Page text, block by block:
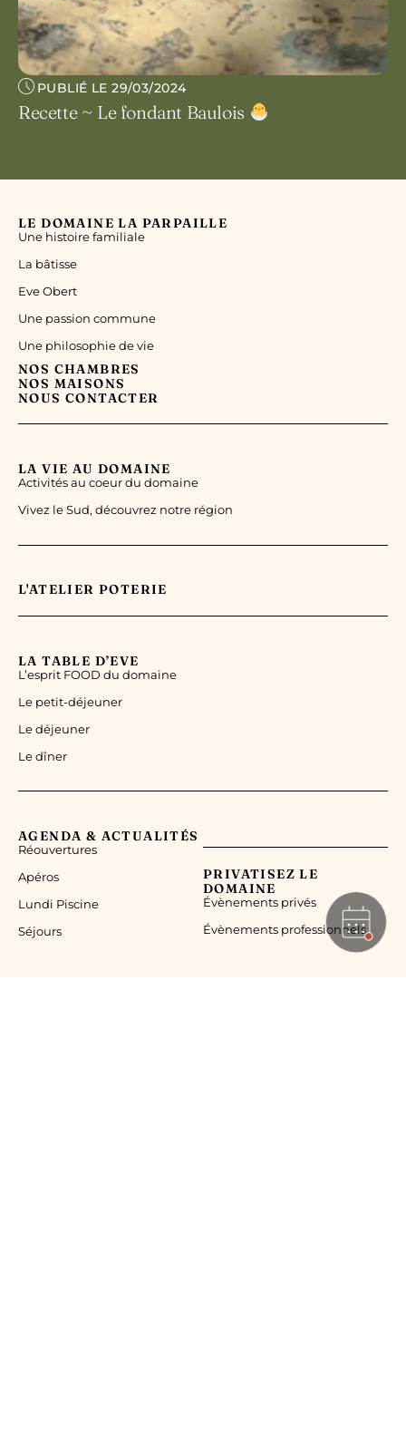
PUBLIÉ LE 29/03/2024
Recette ~ Le fondant Baulois
LE DOMAINE LA PARPAILLE
Une histoire familiale
La bâtisse
Eve Obert
Une passion commune
Une philosophie de vie
NOS CHAMBRES
NOS MAISONS
NOUS CONTACTER
LA VIE AU DOMAINE
Activités au coeur du domaine
Vivez le Sud, découvrez notre région
L'ATELIER POTERIE
LA TABLE D’EVE
L’esprit FOOD du domaine
Le petit-déjeuner
Le déjeuner
Le dîner
AGENDA & ACTUALITÉS
Réouvertures
Apéros
Lundi Piscine
Séjours
PRIVATISEZ LE
DOMAINE
Évènements privés
Évènements professionnels